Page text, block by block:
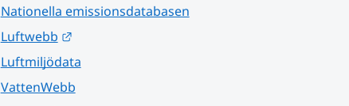
Nationella emissionsdatabasen
Luftwebb
Länk till annan webbplats.
Luftmiljödata
VattenWebb